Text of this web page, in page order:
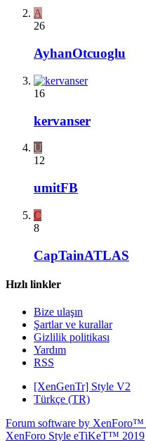
A
26
AyhanOtcuoglu
16
kervanser
U
12
umitFB
C
8
CapTainATLAS
Hızlı linkler
Bize ulaşın
Şartlar ve kurallar
Gizlilik politikası
Yardım
RSS
[XenGenTr] Style V2
Türkçe (TR)
Forum software by XenForo™
XenForo Style eTiKeT™ 2019